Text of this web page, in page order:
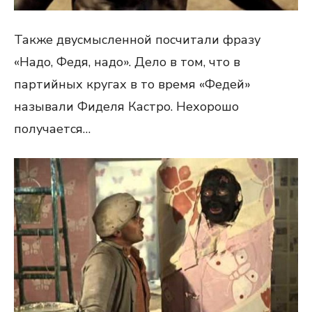
Также двусмысленной посчитали фразу
«Надо, Федя, надо». Дело в том, что в
партийных кругах в то время «Федей»
называли Фиделя Кастро. Нехорошо
получается…